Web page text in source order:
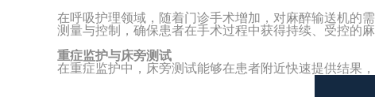
在呼吸护理领域，随着门诊手术增加，对麻醉输送机的
测量与控制，确保患者在手术过程中获得持续、受控的麻
重症监护与床旁测试
在重症监护中，床旁测试能够在患者附近快速提供结果